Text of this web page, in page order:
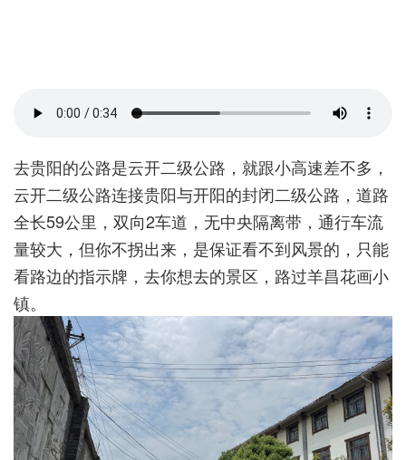
去贵阳的公路是云开二级公路，就跟小高速差不多，
云开二级公路连接贵阳与开阳的封闭二级公路，道路
全长59公里，双向2车道，无中央隔离带，通行车流
量较大，但你不拐出来，是保证看不到风景的，只能
看路边的指示牌，去你想去的景区，路过羊昌花画小
镇。